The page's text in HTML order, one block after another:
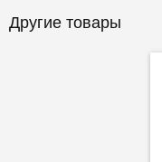
Другие товары